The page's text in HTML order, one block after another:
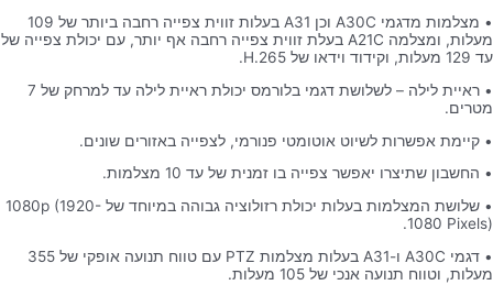
• מצלמות מדגמי A30C וכן A31 בעלות זווית צפייה רחבה ביותר של 109
מעלות, ומצלמה A21C בעלת זווית צפייה רחבה אף יותר, עם יכולת צפייה של
עד 129 מעלות, וקידוד וידאו של H.265.
• ראיית לילה – לשלושת דגמי בלורמס יכולת ראיית לילה עד למרחק של 7
מטרים.
• קיימת אפשרות לשיוט אוטומטי פנורמי, לצפייה באזורים שונים.
• החשבון שתיצרו יאפשר צפייה בו זמנית של עד 10 מצלמות.
• שלושת המצלמות בעלות יכולת רזולוציה גבוהה במיוחד של 1080p (1920-
1080 Pixels).
• דגמי A30C ו-A31 בעלות מצלמות PTZ עם טווח תנועה אופקי של 355
מעלות, וטווח תנועה אנכי של 105 מעלות.